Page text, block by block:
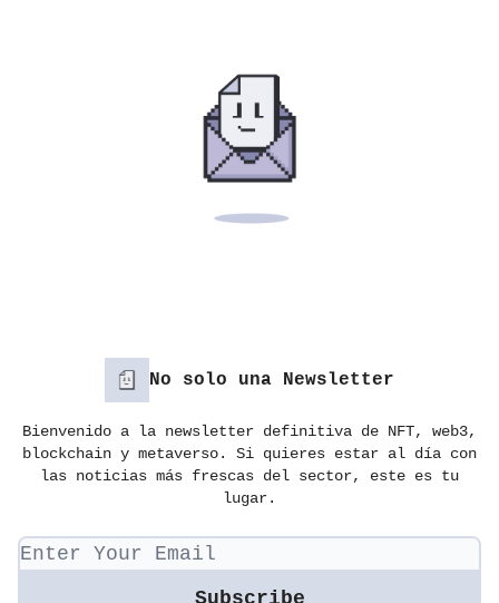
No solo una Newsletter
Bienvenido a la newsletter definitiva de NFT, web3,
blockchain y metaverso. Si quieres estar al día con
las noticias más frescas del sector, este es tu
lugar.